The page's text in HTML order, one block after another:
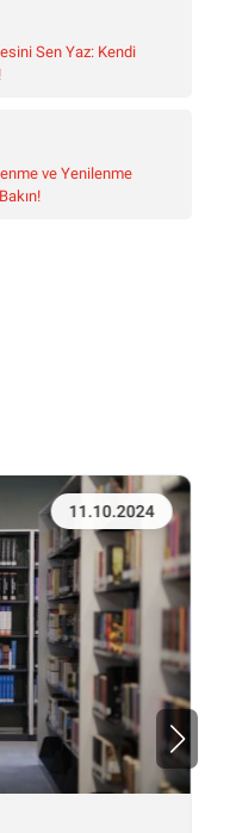
Sen Yaz: Kendi
ve Yenilenme
11.10.2024